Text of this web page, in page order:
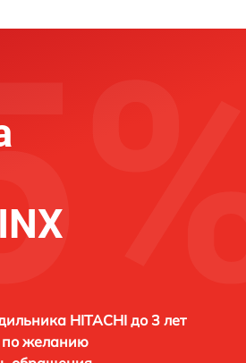
HITACHI до 3 лет
по желанию